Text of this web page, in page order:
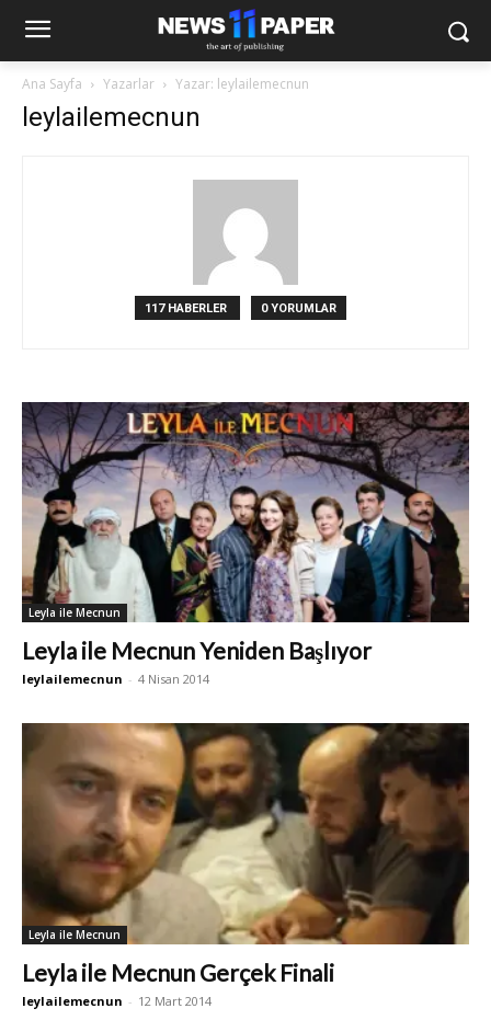
Ana Sayfa Yazarlar Yazar: leylailemecnun
leylailemecnun
117 HABERLER 0 YORUMLAR
Leyla ile Mecnun
Leyla ile Mecnun Yeniden Başlıyor
leylailemecnun - 4 Nisan 2014
Leyla ile Mecnun
Leyla ile Mecnun Gerçek Finali
leylailemecnun - 12 Mart 2014